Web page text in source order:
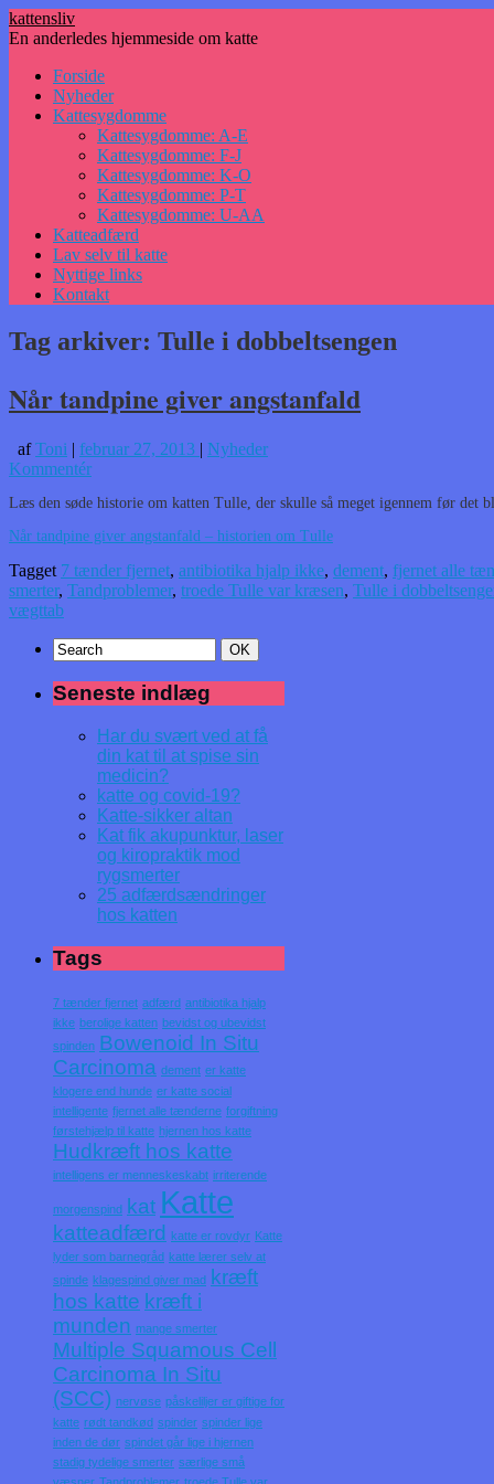
kattensliv
En anderledes hjemmeside om katte
Hop
indhold
Forside
Nyheder
Kattesygdomme
Kattesygdomme: A-E
Kattesygdomme: F-J
Kattesygdomme: K-O
Kattesygdomme: P-T
Kattesygdomme: U-AA
Katteadfærd
Lav selv til katte
Nyttige links
Kontakt
Tag arkiver: Tulle i dobbeltsengen
Når tandpine giver angstanfald
afToni | februar 27, 2013 | Nyheder
Kommentér
Læs den søde historie om katten Tulle, der skulle så meget igennem før
Når tandpine giver angstanfald – historien om Tulle
Tagget 7 tænder fjernet, antibiotika hjalp ikke, dement, fjernet alle
smerter, Tandproblemer, troede Tulle var kræsen, Tulle i
vægttab
Seneste indlæg
Har du svært ved at få
din kat til at spise sin
medicin?
katte og covid-19?
Katte-sikker altan
Kat fik akupunktur, laser
og kiropraktik mod
rygsmerter
25 adfærdsændringer
hos katten
Tags
7 tænder fjernet adfærd antibiotika hjalp
ikke berolige katten bevidst og ubevidst
spinden Bowenoid In Situ
Carcinoma dement er katte
klogere end hunde er katte social
intelligente fjernet alle tænderne forgiftning
førstehjælp til katte hjernen hos katte
Hudkræft hos katte
intelligens er menneskeskabt irriterende
morgenspind kat Katte
katteadfærd katte er rovdyr Katte
lyder som barnegråd katte lærer selv at
spinde klagespind giver mad kræft
hos katte kræft i
munden mange smerter
Multiple Squamous Cell
Carcinoma In Situ
(SCC) nervøse påskeliljer er giftige for
katte rødt tandkød spinder spinder lige
inden de dør spindet går lige i hjernen
stadig tydelige smerter særlige små
væsner Tandproblemer troede Tulle var